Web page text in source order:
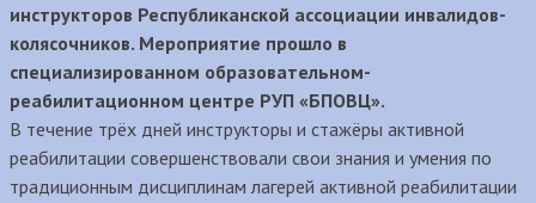
инструкторов Республиканской ассоциации инвалидов-
колясочников. Мероприятие прошло в
специализированном образовательном-
реабилитационном центре РУП «БПОВЦ».
В течение трёх дней инструкторы и стажёры активной
реабилитации совершенствовали свои знания и умения по
традиционным дисциплинам лагерей активной реабилитации